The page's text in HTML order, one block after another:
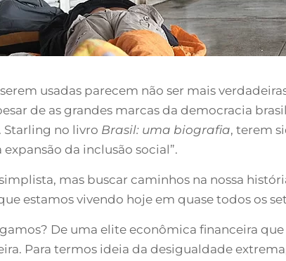
usadas parecem não ser mais
de as grandes marcas da democracia
Starling no livro Brasil: uma biografia, terem
da inclusão social”.
mas buscar caminhos na nossa
estamos vivendo hoje em quase todos os
De uma elite econômica financeira
Para termos ideia da desigualdade